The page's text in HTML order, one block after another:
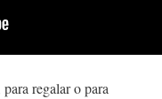
regalar o para